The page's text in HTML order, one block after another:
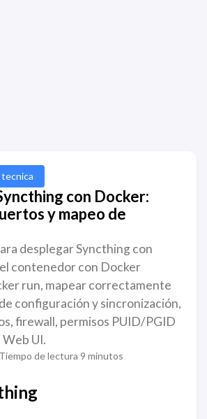
con Docker:
y mapeo de
desplegar Syncthing con
contenedor con Docker
run, mapear correctamente
configuración y sincronización,
firewall, permisos PUID/PGID
UI.
Tiempo de lectura 9 minutos